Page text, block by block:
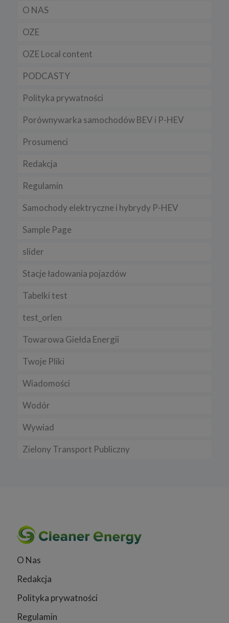
O NAS
OZE
OZE Local content
PODCASTY
Polityka prywatności
Porównywarka samochodów BEV i P-HEV
Prosumenci
Redakcja
Regulamin
Samochody elektryczne i hybrydy P-HEV
Sample Page
slider
Stacje ładowania pojazdów
Tabelki test
test_orlen
Towarowa Giełda Energii
Twoje Pliki
Wiadomości
Wodór
Wywiad
Zielony Transport Publiczny
O Nas
Redakcja
Polityka prywatności
Regulamin